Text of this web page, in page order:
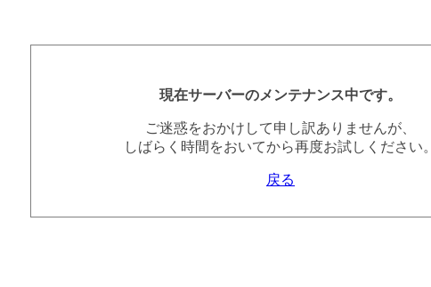
現在サーバーのメンテナンス中です。
ご迷惑をおかけして申し訳ありませんが、
しばらく時間をおいてから再度お試しください。
戻る